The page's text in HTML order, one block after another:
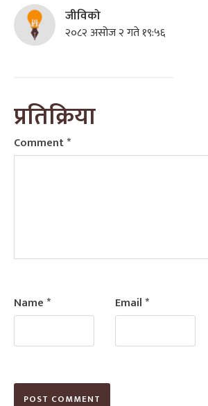
जीविको
२०८२ असोज २ गते १९:५६
प्रतिक्रिया
Comment*
Name* Email*